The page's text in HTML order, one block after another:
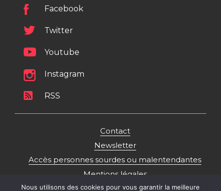
Facebook
Twitter
Youtube
Instagram
RSS
Contact
Newsletter
Accès personnes sourdes ou malentendantes
Mentions légales
Politique de gestion des données personnelles
Nous utilisons des cookies pour vous garantir la meilleure